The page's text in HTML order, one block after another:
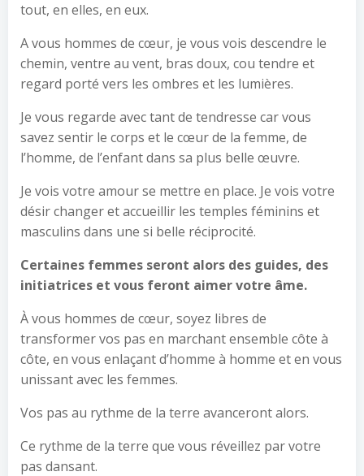
tout, en elles, en eux.
A vous hommes de cœur, je vous vois descendre le
chemin, ventre au vent, bras doux, cou tendre et
regard porté vers les ombres et les lumières.
Je vous regarde avec tant de tendresse car vous
savez sentir le corps et le cœur de la femme, de
l’homme, de l’enfant dans sa plus belle œuvre.
Je vois votre amour se mettre en place. Je vois votre
désir changer et accueillir les temples féminins et
masculins dans une si belle réciprocité.
Certaines femmes seront alors des guides, des
initiatrices et vous feront aimer votre âme.
À vous hommes de cœur, soyez libres de
transformer vos pas en marchant ensemble côte à
côte, en vous enlaçant d’homme à homme et en vous
unissant avec les femmes.
Vos pas au rythme de la terre avanceront alors.
Ce rythme de la terre que vous réveillez par votre
pas dansant.